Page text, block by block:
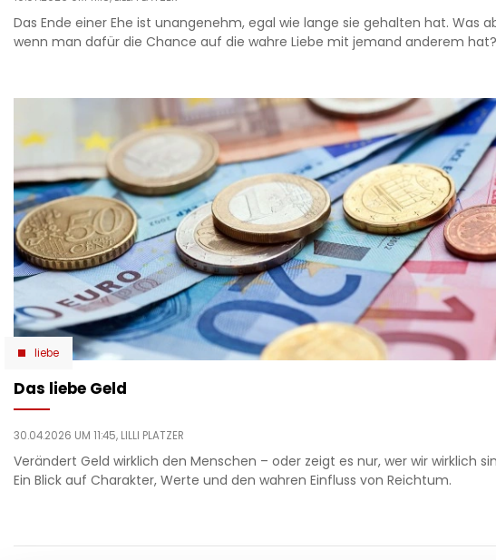
Das Ende einer Ehe ist unangenehm, egal wie lange sie gehalten hat. Was
wenn man dafür die Chance auf die wahre Liebe mit jemand anderem hat?
liebe
Das liebe Geld
30.04.2026 UM 11:45, LILLI PLATZER
Verändert Geld wirklich den Menschen – oder zeigt es nur, wer wir wirklich
Ein Blick auf Charakter, Werte und den wahren Einfluss von Reichtum.